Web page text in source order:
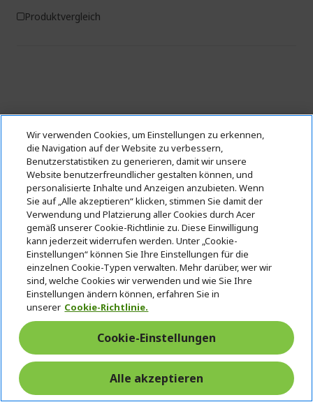
Produktvergleich
Wir verwenden Cookies, um Einstellungen zu erkennen,
die Navigation auf der Website zu verbessern,
Benutzerstatistiken zu generieren, damit wir unsere
Website benutzerfreundlicher gestalten können, und
personalisierte Inhalte und Anzeigen anzubieten. Wenn
Sie auf „Alle akzeptieren“ klicken, stimmen Sie damit der
Verwendung und Platzierung aller Cookies durch Acer
gemäß unserer Cookie-Richtlinie zu. Diese Einwilligung
kann jederzeit widerrufen werden. Unter „Cookie-
Einstellungen“ können Sie Ihre Einstellungen für die
einzelnen Cookie-Typen verwalten. Mehr darüber, wer wir
sind, welche Cookies wir verwenden und wie Sie Ihre
Einstellungen ändern können, erfahren Sie in
unserer Cookie-Richtlinie.
Cookie-Einstellungen
Alle akzeptieren